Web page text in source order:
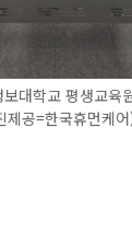
대학교 평생교육
제공=한국휴먼케